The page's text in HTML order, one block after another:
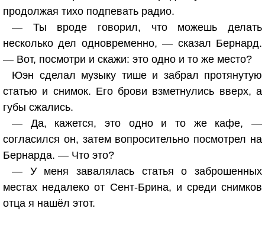
продолжая тихо подпевать радио.
— Ты вроде говорил, что можешь делать
несколько дел одновременно, — сказал Бернард.
— Вот, посмотри и скажи: это одно и то же место?
Юэн сделал музыку тише и забрал протянутую
статью и снимок. Его брови взметнулись вверх, а
губы сжались.
— Да, кажется, это одно и то же кафе, —
согласился он, затем вопросительно посмотрел на
Бернарда. — Что это?
— У меня завалялась статья о заброшенных
местах недалеко от Сент-Брина, и среди снимков
отца я нашёл этот.